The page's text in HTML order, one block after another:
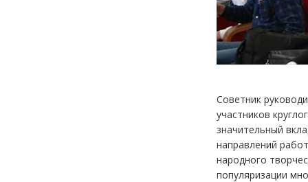
Советник
участников
значительный
направлений
народного
популяризации